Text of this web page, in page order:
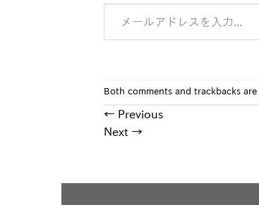
メールアドレスを入力...
Both comments and trackbacks are
← Previous
Next →